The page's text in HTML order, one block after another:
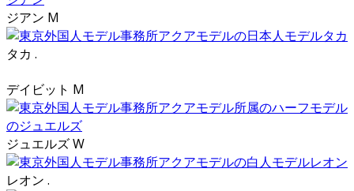
ジアン M
タカ .
デイビット M
ジュエルズ W
レオン .